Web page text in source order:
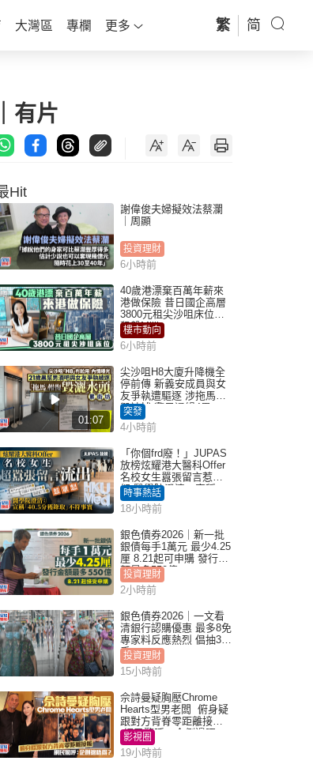
大灣區 專欄 更多 繁 简
有片
Hit
謝偉俊夫婦擬效法蔡瀾
｜周顯
投資理財
6小時前
40歲港漂棄百萬年薪來
港做保險 昔日國企高層
3800元租尖沙咀床位｜
租盤Million
樓市動向
6小時前
01:07
尖沙咀H8大廈升降機全
停前傳 新義安成員與女
友爭執遭驅逐 涉拖馬刑
毀被捕 警另通緝4男
突發
4小時前
「你個frd廢！」JUPAS
放榜炫耀港大醫科Offer
名校女生囂張留言惹眾
怒 醫學院澄清：宣稱
「40.5分獲錄取」不符事
實｜Juicy叮
時事熱話
18小時前
銀色債券2026｜新一批
銀債每手1萬元 最少4.25
厘 8.21起可申購 發行金
額最多550億
投資理財
2小時前
銀色債券2026｜一文看
清銀行認購優惠 最多8免
專家料反應熱烈 倡抽30
手
投資理財
15小時前
佘詩曼疑胸壓Chrome
Hearts型男老闆 俯身疑
跟對方背脊零距離接觸
網民驚呼：企側邊唔
得？
影視圈
19小時前